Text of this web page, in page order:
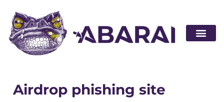
Airdrop phishing site